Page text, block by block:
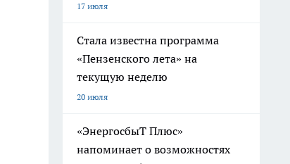
17 июля
Стала известна программа
«Пензенского лета» на
текущую неделю
20 июля
«ЭнергосбыТ Плюс»
напоминает о возможностях